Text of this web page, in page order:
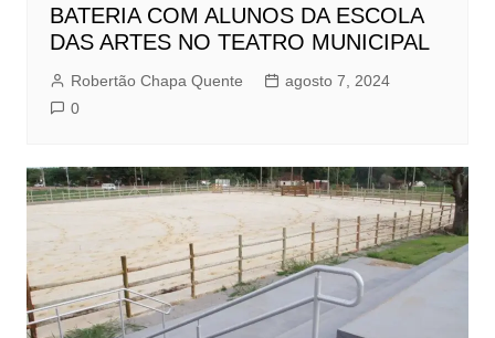
BATERIA COM ALUNOS DA ESCOLA
DAS ARTES NO TEATRO MUNICIPAL
Robertão Chapa Quente
agosto 7, 2024
0